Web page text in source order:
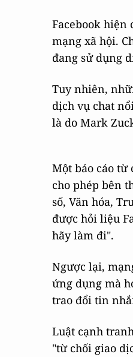
Facebook
mạng xã hội.
đang sử dụng
Tuy nhiên,
dịch vụ chat
là do Mark
Một báo cáo
cho phép bên
số, Văn hóa,
được hỏi liệu
hãy làm đi".
Ngược lại,
ứng dụng mà
trao đổi tin
Luật cạnh
"từ chối giao